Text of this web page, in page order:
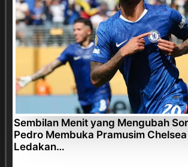
Sembilan Menit yang Mengubah
Pedro Membuka Pramusim
Ledakan…